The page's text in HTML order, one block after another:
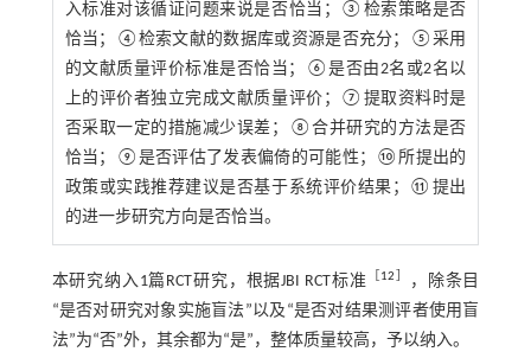
入标准对该循证问题来说是否恰当；③检索策略是否
恰当；④检索文献的数据库或资源是否充分；⑤采用
的文献质量评价标准是否恰当；⑥是否由2名或2名以
上的评价者独立完成文献质量评价；⑦提取资料时是
否采取一定的措施减少误差；⑧合并研究的方法是否
恰当；⑨是否评估了发表偏倚的可能性；⑩所提出的
政策或实践推荐建议是否基于系统评价结果；⑪提出
的进一步研究方向是否恰当。
本研究纳入1篇RCT研究，根据JBI RCT标准 ［12］
，除条目
“是否对研究对象实施盲法”以及“是否对结果测评者使用盲
法”为“否”外，其余都为“是”，整体质量较高，予以纳入。